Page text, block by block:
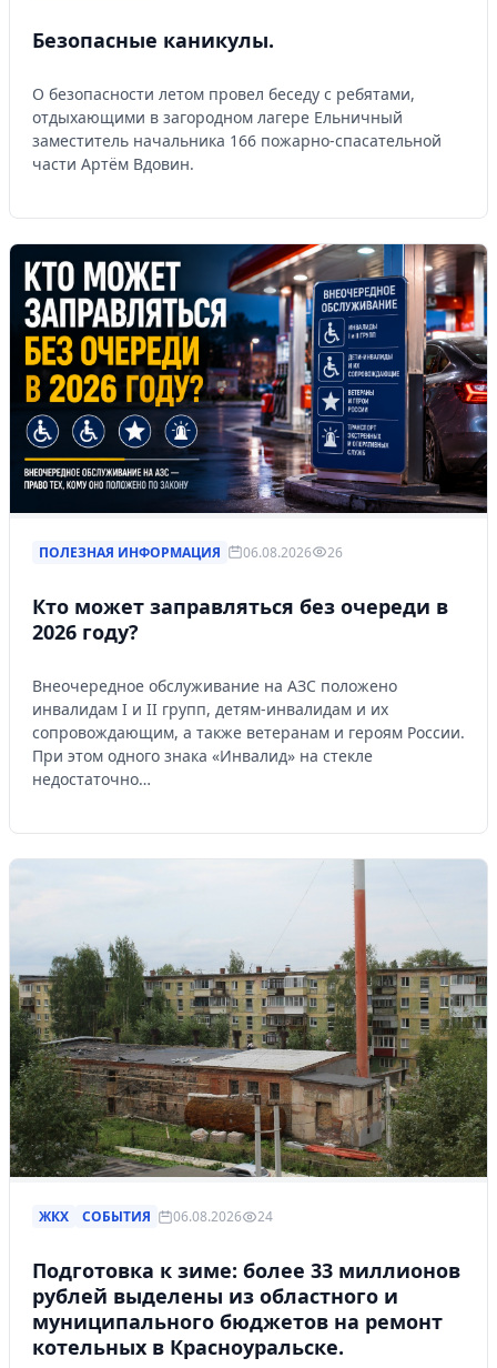
Безопасные каникулы.
О безопасности летом провел беседу с ребятами,
отдыхающими в загородном лагере Ельничный
заместитель начальника 166 пожарно-спасательной
части Артём Вдовин.
ПОЛЕЗНАЯ ИНФОРМАЦИЯ 06.08.2026 26
Кто может заправляться без очереди в
2026 году?
Внеочередное обслуживание на АЗС положено
инвалидам I и II групп, детям-инвалидам и их
сопровождающим, а также ветеранам и героям России.
При этом одного знака «Инвалид» на стекле
недостаточно…
ЖКХ СОБЫТИЯ 06.08.2026 24
Подготовка к зиме: более 33 миллионов
рублей выделены из областного и
муниципального бюджетов на ремонт
котельных в Красноуральске.